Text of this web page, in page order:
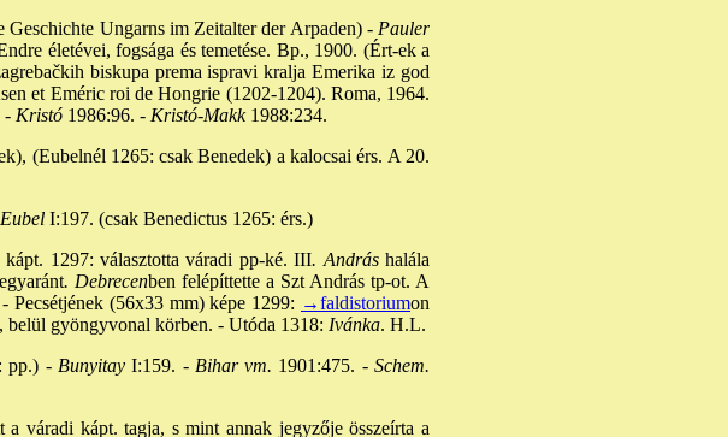
Ungarns im Zeitalter der Arpaden)- Pauler
életévei, fogsága és temetése. Bp., 1900. (Ért-ek a
biskupa prema ispravi kralja Emerika iz god
et Eméric roi de Hongrie (1202-1204). Roma, 1964.
- Kristó 1986:96. - Kristó-Makk1988:234.
(Eubelnél 1265: csak Benedek) a kalocsai érs. A 20.
Eubel I:197. (csak Benedictus 1265: érs.)
kápt. 1297: választotta váradi pp-ké. III. Andráshalála
. Debrecenben felépíttette a Szt András tp-ot. A
Pecsétjének (56x33 mm) képe 1299: →faldistoriumon
gyöngyvonal körben. - Utóda 1318: Ivánka. H.L.
pp.) -BunyitayI:159. -Bihar vm. 1901:475. -Schem.
váradi kápt. tagja, s mint annak jegyzője összeírta a